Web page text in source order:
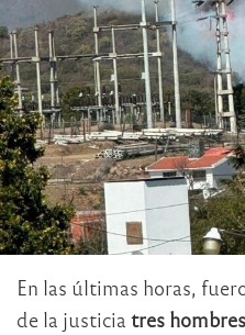
En las últimas horas,
de la justicia tres